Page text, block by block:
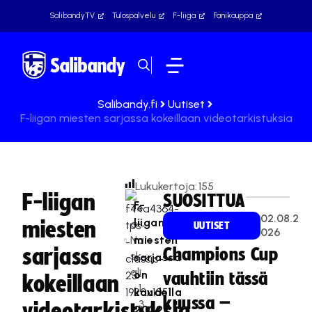
SalibandyTV Tulospalvelu F-liiga Fanikauppa
Salibandy.fi
Uutiset
F-liigan miesten sarjassa kokeillaan videotarkistuksia
F-liigan
miesten
sarjassa
kokeillaan
Te
a
Na
sk
ali
1
3
Lukukertoja:155
F-
liigan
miesten
sarjassa
on
kaudella
SUOSITTUA
UUTISET
02.08.2
026
Champions Cup
vauhtiin tässä
kuussa –